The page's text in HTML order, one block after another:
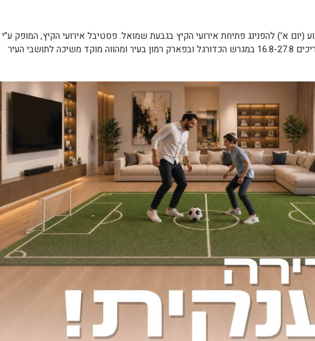
(יום א’) להפנינג פתיחת אירועי הקיץ בגבעת שמואל. פסטיבל אירועי הקיץ, המופק ע”י
המתנ”ס, מתקיים בין התאריכים 16.8-27.8 במגרש הכדורגל ובפארק רמון בעיר ומהווה מוקד משיכה לתושבי העיר